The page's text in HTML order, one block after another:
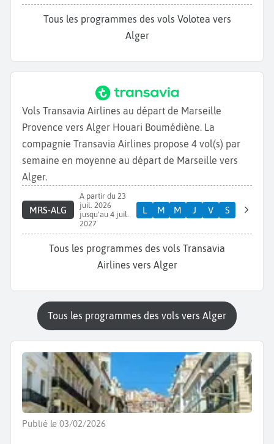
Tous les programmes des vols Volotea vers
Alger
Vols Transavia Airlines au départ de Marseille
Provence vers Alger Houari Boumédiène. La
compagnie Transavia Airlines propose 4 vol(s) par
semaine en moyenne au départ de Marseille vers
Alger.
MRS-ALG
A partir du 23
juil. 2026
jusqu'au 4 juil.
2027
L M M J V S
Tous les programmes des vols Transavia
Airlines vers Alger
Tous les programmes des vols vers Alger
Publié le 03/02/2026